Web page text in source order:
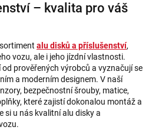
v
v
ý
p
i
s
u
– kvalita pro váš
alu disků a příslušenství,
vozu, ale i jeho jízdní vlastnosti.
prověřených výrobců a vyznačují se
a moderním designem. V naší
bezpečnostní šrouby, matice,
které zajistí dokonalou montáž a
si u nás kvalitní alu disky a